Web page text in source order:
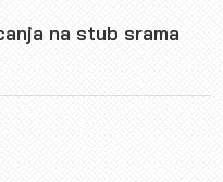
na stub srama